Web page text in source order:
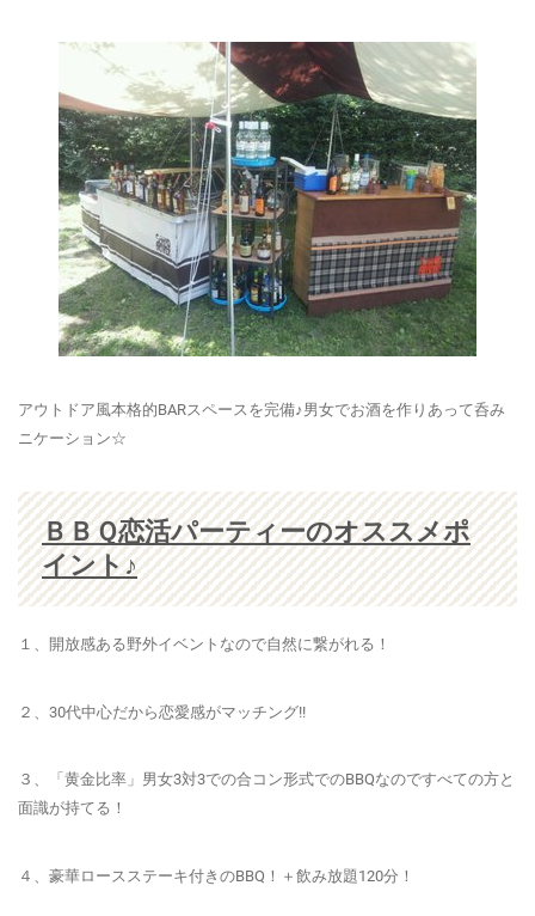
アウトドア風本格的BARスペースを完備♪男女でお酒を作りあって呑み
ニケーション☆
ＢＢＱ恋活パーティーのオススメポ
イント♪
１、開放感ある野外イベントなので自然に繋がれる！
２、30代中心だから恋愛感がマッチング!!
３、「黄金比率」男女3対3での合コン形式でのBBQなのですべての方と
面識が持てる！
４、 豪華ロースステーキ付きのBBQ！＋飲み放題120分！